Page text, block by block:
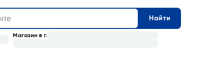
Найти
Магазин в г.